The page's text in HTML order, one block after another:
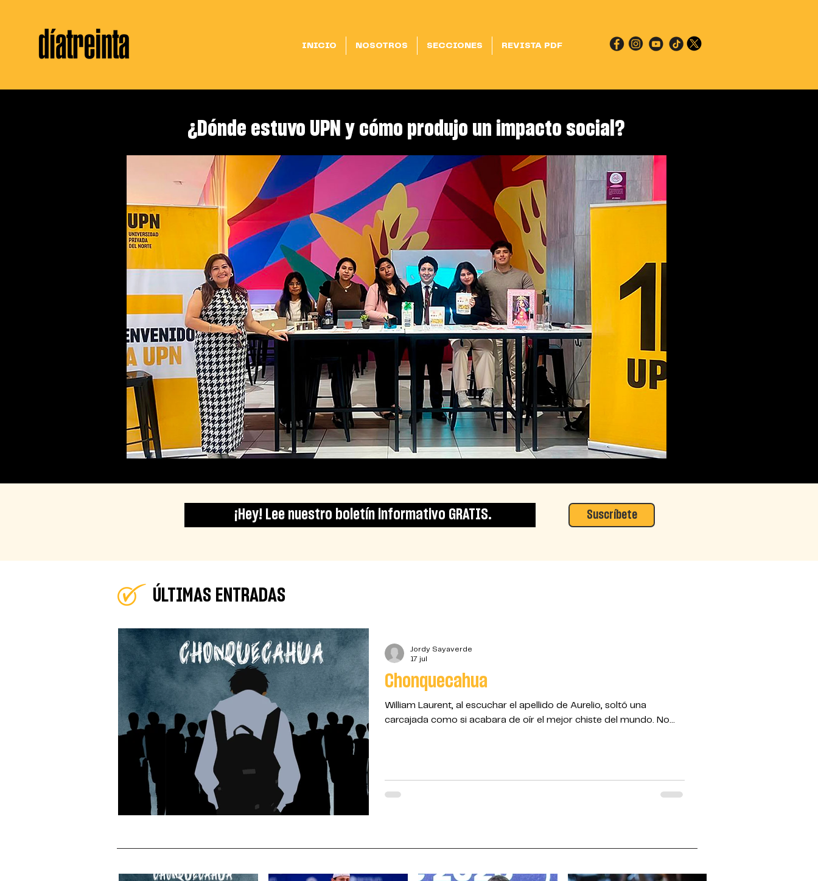
INICIO NOSOTROS SECCIONES REVISTA PDF
¿Dónde estuvo UPN y cómo produjo un impacto social?
¡Hey! Lee nuestro boletín informativo GRATIS. Suscríbete
ÚLTIMAS ENTRADAS
Chonquecahua
William Laurent, al escuchar el apellido de Aurelio, soltó una
carcajada como si acabara de oír el mejor chiste del mundo. No
Jordy Sayaverde
17 jul